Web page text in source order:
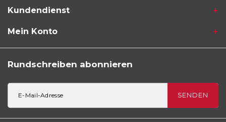
Kundendienst
Mein Konto
Rundschreiben abonnieren
SENDEN